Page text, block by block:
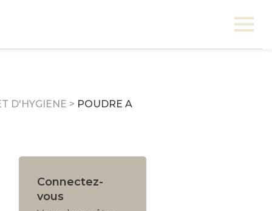
D'HYGIENE > POUDRE A
Connectez-
vous